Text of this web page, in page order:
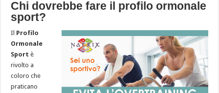
Chi dovrebbe fare il profilo ormonale
sport?
Il Profilo
Ormonale
Sport è
rivolto a
coloro che
praticano